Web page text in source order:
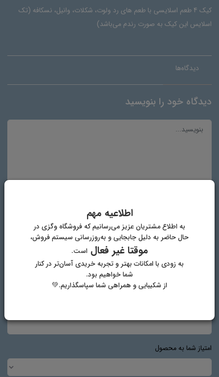
کیک 4 طعم اسلایسی با طعم های رد ولوت، شکلات، وانیل، نسکافه (تک
اسلایس این کیک به صورت رندم می‌باشد)
دیدگاه‌ها
دیدگاه خود را بنویسید
نام و نام خانوادگی
پست الکترونیک
امتیاز شما به محصول
اطلاعیه مهم
به اطلاع مشتریان عزیز می‌رسانیم که فروشگاه وگزی در
حال حاضر به دلیل جابجایی و به‌روزرسانی سیستم فروش،
موقتا غیر فعالاست.
به زودی با امکانات بهتر و تجربه خریدی آسان‌تر در کنار
شما خواهیم بود.
از شکیبایی و همراهی شما سپاسگذاریم.💚